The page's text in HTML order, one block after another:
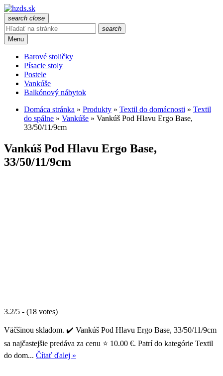
search close
search
Menu
Barové stoličky
Písacie stoly
Postele
Vankúše
Balkónový nábytok
Domáca stránka » Produkty » Textil do domácnosti » Textil
do spálne » Vankúše » Vankúš Pod Hlavu Ergo Base,
33/50/11/9cm
Vankúš Pod Hlavu Ergo Base,
33/50/11/9cm
3.2/5 - (18 votes)
Väčšinou skladom. ✔️ Vankúš Pod Hlavu Ergo Base, 33/50/11/9cm
sa najčastejšie predáva za cenu ⭐ 10.00 €. Patrí do kategórie Textil
do dom... Čítať ďalej »